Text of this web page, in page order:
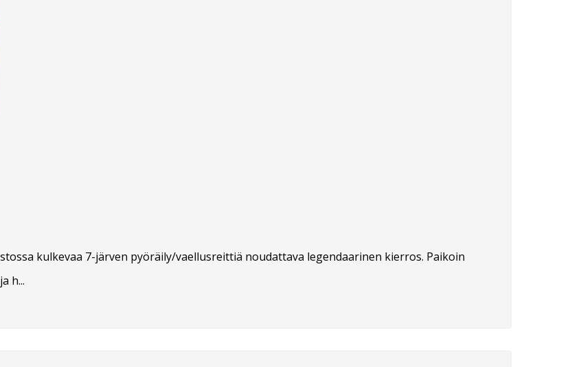
kulkevaa 7-järven pyöräily/vaellusreittiä noudattava legendaarinen kierros. Paikoin
h...